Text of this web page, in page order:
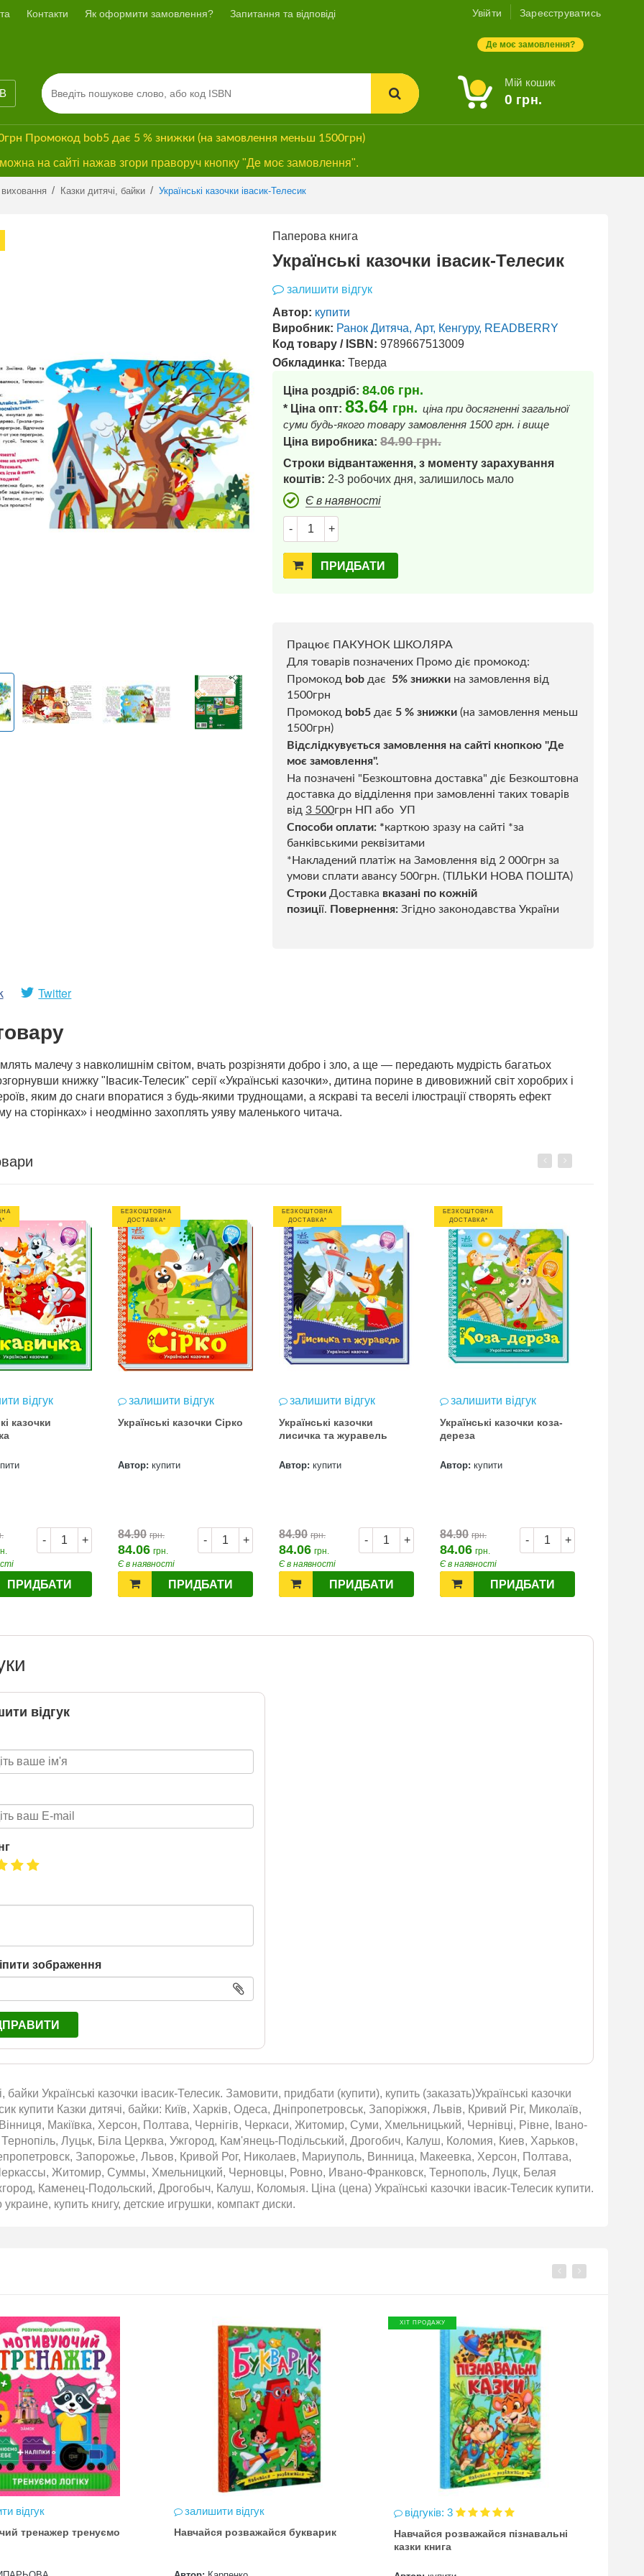
Контакти Як оформити замовлення? Запитання та відповіді Увійти Зареєструватись
Де моє замовлення?
Мій кошик
0 грн.
Промокод bob5 дає 5 % знижки (на замовлення меньш 1500грн)
на сайті нажав згори праворуч кнопку "Де моє замовлення".
/ Казки дитячі, байки / Українські казочки івасик-Телесик
Ранок
автомобіль! Пам’ятайте: кожна
Період дії акції: 15.06 - 31.07
Механіка: отримуй одну посилку
посилка = 1 шанс на виграш
Максимальна кількість шансів -
Previous
БЕЗКОШТОВНА
ДОСТАВКА*
Next
Паперова книга
Українські казочки івасик-Телесик
залишити відгук
Автор: купити
Виробник: Ранок Дитяча, Арт, Кенгуру, READBERRY
Код товару / ISBN: 9789667513009
Обкладинка: Тверда
Ціна роздріб: 84.06 грн.
* Ціна опт: 83.64 грн. ціна при досягненні загальної
суми будь-якого товару замовлення 1500 грн. і вище
Ціна виробника: 84.90грн.
Строки відвантаження, з моменту зарахування
коштів: 2-3 робочих дня, залишилось мало
Є в наявності
- +
ПРИДБАТИ
Працює ПАКУНОК ШКОЛЯРА
Для товарів позначених Промо діє промокод:
Промокод bob дає 5% знижки на замовлення від
1500грн
Промокод bob5 дає 5 % знижки (на замовлення меньш
1500грн)
Відслідкувується замовлення на сайті кнопкою "Де
моє замовлення".
На позначені "Безкоштовна доставка" діє Безкоштовна
доставка до відділення при замовленні таких товарів
від 3 500грн НП або УП
Способи оплати: *карткою зразу на сайті *за
банківськими реквізитами
*Накладений платіж на Замовлення від 2 000грн за
умови сплати авансу 500грн. (ТІЛЬКИ НОВА ПОШТА)
Строки Доставка вказані по кожній
позиції. Повернення: Згідно законодавства України
Twitter
малечу з навколишнім світом, вчать розрізняти добро і зло, а ще — передають мудрість багатьох
книжку "Івасик-Телесик" серії «Українські казочки», дитина порине в дивовижний світ хоробрих і
яким до снаги впоратися з будь-якими труднощами, а яскраві та веселі ілюстрації створять ефект
на сторінках» і неодмінно захоплять уяву маленького читача.
Previous
відгук
казочки
- +
ПРИДБАТИ
БЕЗКОШТОВНА
ДОСТАВКА*
залишити відгук
Українські казочки Сірко
Автор: купити
- +
84.90 грн.
84.06 грн.
Є в наявності
ПРИДБАТИ
БЕЗКОШТОВНА
ДОСТАВКА*
залишити відгук
Українські казочки
лисичка та журавель
Автор: купити
- +
84.90 грн.
84.06 грн.
Є в наявності
ПРИДБАТИ
БЕЗКОШТОВНА
ДОСТАВКА*
залишити відгук
Українські казочки коза-
дереза
Автор: купити
- +
84.90 грн.
84.06 грн.
Є в наявності
ПРИДБАТИ
Next
відгук
зображення
байки Українські казочки івасик-Телесик. Замовити, придбати (купити), купить (заказать)Українські казочки
купити Казки дитячі, байки: Київ, Харків, Одеса, Дніпропетровськ, Запоріжжя, Львів, Кривий Ріг, Миколаїв,
Макіївка, Херсон, Полтава, Чернігів, Черкаси, Житомир, Суми, Хмельницький, Чернівці, Рівне, Івано-
Тернопіль, Луцьк, Біла Церква, Ужгород, Кам'янець-Подільський, Дрогобич, Калуш, Коломия, Киев, Харьков,
Запорожье, Львов, Кривой Рог, Николаев, Мариуполь, Винница, Макеевка, Херсон, Полтава,
Житомир, Суммы, Хмельницкий, Черновцы, Ровно, Ивано-Франковск, Тернополь, Луцк, Белая
Каменец-Подольский, Дрогобыч, Калуш, Коломыя. Ціна (цена) Українські казочки івасик-Телесик купити.
купить книгу, детские игрушки, компакт диски.
відгук
тренажер тренуємо
залишити відгук
Навчайся розважайся букварик
ХІТ ПРОДАЖУ
відгуків: 3
Навчайся розважайся пізнавальні
казки книга